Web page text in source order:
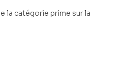
la catégorie prime sur la